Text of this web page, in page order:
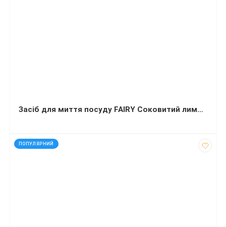
Засіб для миття посуду FAIRY Соковитий лимон 450 мл
ПОПУЛЯРНИЙ
код: 30682